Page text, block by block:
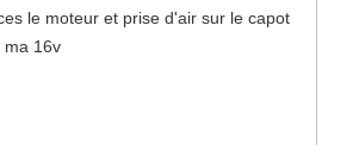
le moteur et prise d'air sur le capot
ma 16v